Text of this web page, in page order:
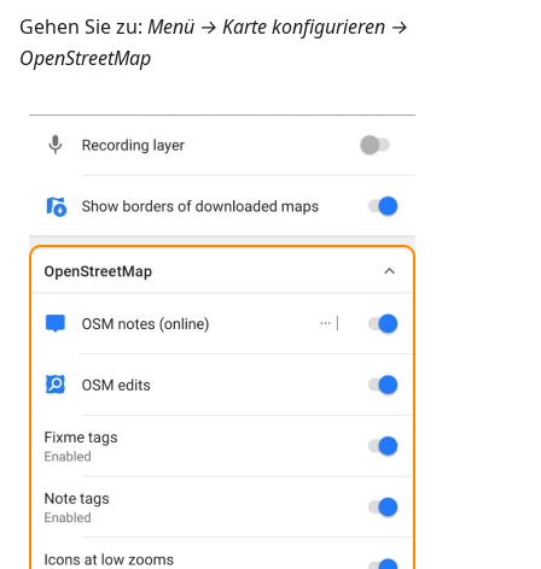
Gehen Sie zu: Menü → Karte konfigurieren →
OpenStreetMap